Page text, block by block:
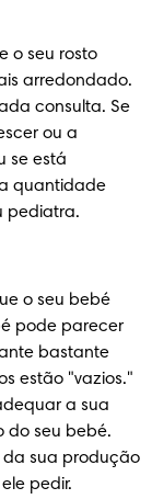
o seu rosto
arredondado.
consulta. Se
ou a
se está
quantidade
pediatra.
o seu bebé
pode parecer
bastante
estão "vazios."
a sua
do seu bebé.
da sua produção
pedir.